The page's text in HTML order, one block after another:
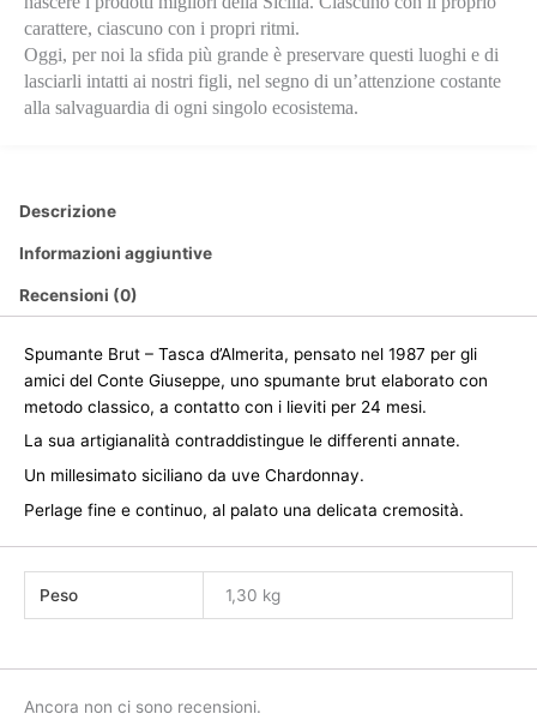
carattere, ciascuno con i propri ritmi.
Oggi, per noi la sfida più grande è preservare questi luoghi e di
lasciarli intatti ai nostri figli, nel segno di un’attenzione costante
alla salvaguardia di ogni singolo ecosistema.
Descrizione
Informazioni aggiuntive
Recensioni (0)
Spumante Brut – Tasca d’Almerita, pensato nel 1987 per gli
amici del Conte Giuseppe, uno spumante brut elaborato con
metodo classico, a contatto con i lieviti per 24 mesi.
La sua artigianalità contraddistingue le differenti annate.
Un millesimato siciliano da uve Chardonnay.
Perlage fine e continuo, al palato una delicata cremosità.
Peso 1,30 kg
Ancora non ci sono recensioni.